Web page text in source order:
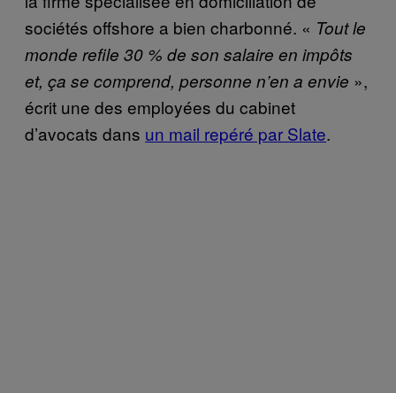
sociétés offshore a bien charbonné. « Tout le
monde refile 30 % de son salaire en impôts
et, ça se comprend, personne n’en a envie »,
écrit une des employées du cabinet
d’avocats dans un mail repéré par Slate.